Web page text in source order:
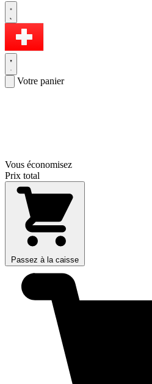
Votre panier
Vous économisez
Prix total
Passez à la caisse